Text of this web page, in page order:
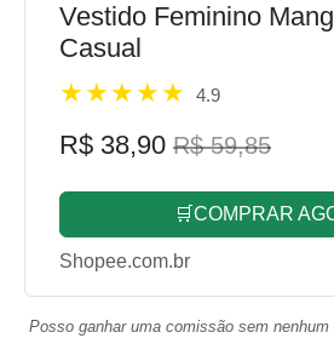
Vestido Feminino
Casual
4.9
R$ 38,90 R$ 59,85
🛒COMPRAR
Shopee.com.br
Posso ganhar uma comissão sem